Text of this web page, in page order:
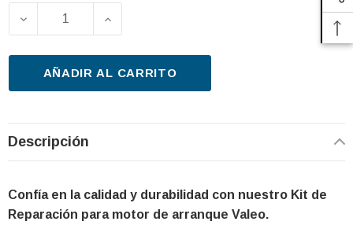
DISMINUIR LA CANTIDAD DE KIT DE REPARACIÓN,
AUMENTAR LA CANTIDAD DE KIT DE
AÑADIR AL CARRITO
Descripción
Confía en la calidad y durabilidad con nuestro Kit de
Reparación para motor de arranque Valeo.